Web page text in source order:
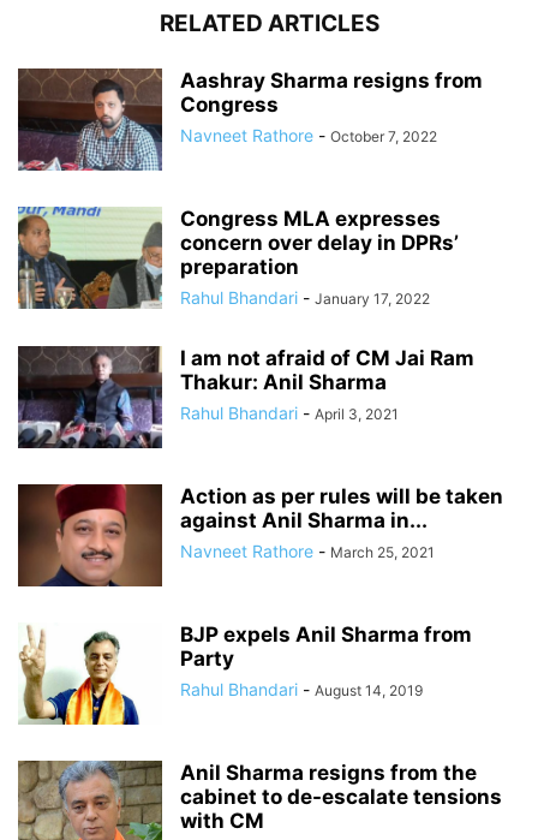
RELATED ARTICLES
Aashray Sharma resigns from
Congress
Navneet Rathore - October 7, 2022
Congress MLA expresses
concern over delay in DPRs’
preparation
Rahul Bhandari - January 17, 2022
I am not afraid of CM Jai Ram
Thakur: Anil Sharma
Rahul Bhandari - April 3, 2021
Action as per rules will be taken
against Anil Sharma in...
Navneet Rathore - March 25, 2021
BJP expels Anil Sharma from
Party
Rahul Bhandari - August 14, 2019
Anil Sharma resigns from the
cabinet to de-escalate tensions
with CM